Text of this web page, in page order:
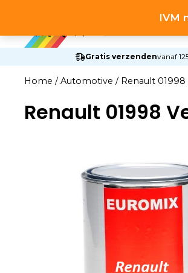
IVM
de
Gratis verzendenvanaf
Home /Automotive / Renault
Renault 01998